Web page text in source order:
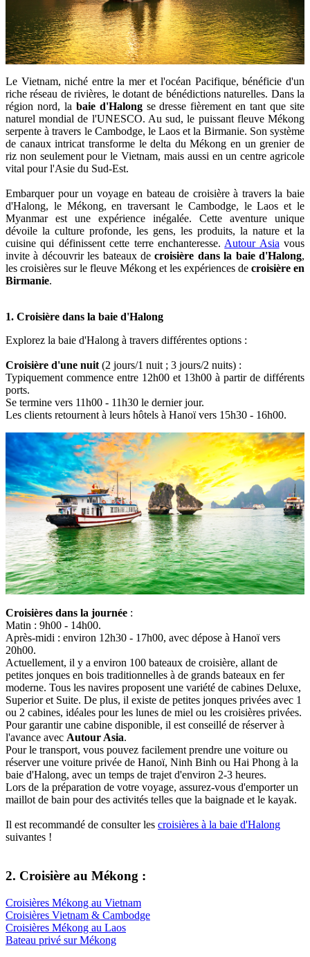
Le Vietnam, niché entre la mer et l'océan Pacifique, bénéficie d'un
riche réseau de rivières, le dotant de bénédictions naturelles. Dans la
région nord, la baie d'Halongse dresse fièrement en tant que site
naturel mondial de l'UNESCO. Au sud, le puissant fleuve Mékong
serpente à travers le Cambodge, le Laos et la Birmanie. Son système
de canaux intricat transforme le delta du Mékong en un grenier de
riz non seulement pour le Vietnam, mais aussi en un centre agricole
vital pour l'Asie du Sud-Est.
Embarquer pour un voyage en bateau de croisière à travers la baie
d'Halong, le Mékong, en traversant le Cambodge, le Laos et le
Myanmar est une expérience inégalée. Cette aventure unique
dévoile la culture profonde, les gens, les produits, la nature et la
cuisine qui définissent cette terre enchanteresse.Autour Asiavous
invite à découvrir les bateaux decroisière dans la baie d'Halong,
les croisières sur le fleuve Mékong et les expériences de croisière en
Birmanie.
1. Croisière dans la baie d'Halong
Explorez la baie d'Halong à travers différentes options :
Croisière d'une nuit(2 jours/1 nuit ; 3 jours/2 nuits) :
Typiquement commence entre 12h00 et 13h00 à partir de différents
ports.
Se termine vers 11h00 - 11h30 le dernier jour.
Les clients retournent à leurs hôtels à Hanoï vers 15h30 - 16h00.
Croisières dans la journée :
Matin : 9h00 - 14h00.
Après-midi : environ 12h30 - 17h00, avec dépose à Hanoï vers
20h00.
Actuellement, il y a environ 100 bateaux de croisière, allant de
petites jonques en bois traditionnelles à de grands bateaux en fer
moderne. Tous les navires proposent une variété de cabines Deluxe,
Superior et Suite. De plus, il existe de petites jonques privées avec 1
ou 2 cabines, idéales pour les lunes de miel ou les croisières privées.
Pour garantir une cabine disponible, il est conseillé de réserver à
l'avance avec Autour Asia.
Pour le transport, vous pouvez facilement prendre une voiture ou
réserver une voiture privée de Hanoï, Ninh Binh ou Hai Phong à la
baie d'Halong, avec un temps de trajet d'environ 2-3 heures.
Lors de la préparation de votre voyage, assurez-vous d'emporter un
maillot de bain pour des activités telles que la baignade et le kayak.
Il est recommandé de consulter les croisières à la baie d'Halong
suivantes !
2. Croisière au Mékong :
Croisières Mékong au Vietnam
Croisières Vietnam & Cambodge
Croisières Mékong au Laos
Bateau privé sur Mékong